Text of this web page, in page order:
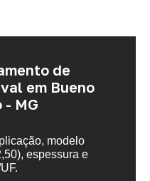
de
em Bueno
- MG
modelo
espessura e